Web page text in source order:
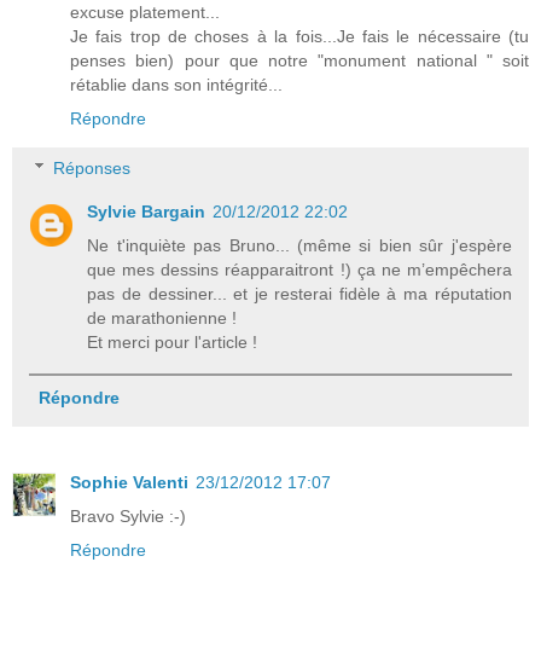
excuse platement...
Je fais trop de choses à la fois...Je fais le nécessaire (tu
penses bien) pour que notre "monument national " soit
rétablie dans son intégrité...
Répondre
Réponses
Sylvie Bargain 20/12/2012 22:02
Ne t'inquiète pas Bruno... (même si bien sûr j'espère
que mes dessins réapparaitront !) ça ne m’empêchera
pas de dessiner... et je resterai fidèle à ma réputation
de marathonienne !
Et merci pour l'article !
Répondre
Sophie Valenti 23/12/2012 17:07
Bravo Sylvie :-)
Répondre